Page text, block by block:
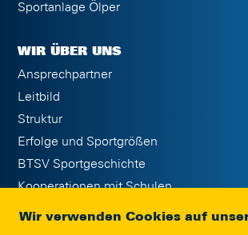
Sportanlage Ölper
WIR ÜBER UNS
Ansprechpartner
Leitbild
Struktur
Erfolge und Sportgrößen
BTSV Sportgeschichte
Kooperationen mit Schulen
Publikationen
Wir verwenden Cookies auf